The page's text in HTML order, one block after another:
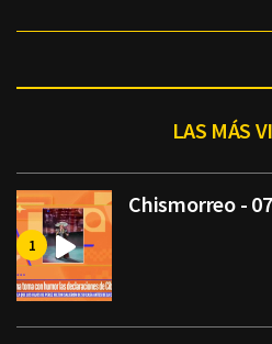
LAS MÁS
Chismorreo -